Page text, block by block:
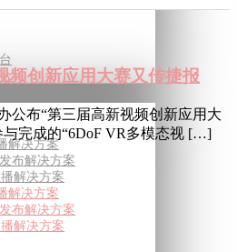
解决方案
布解决方案
解决方案
解决方案
布解决方案
解决方案
频创新应用大赛又传捷报
公布“第三届高新视频创新应用大
完成的“6DoF VR多模态视 […]